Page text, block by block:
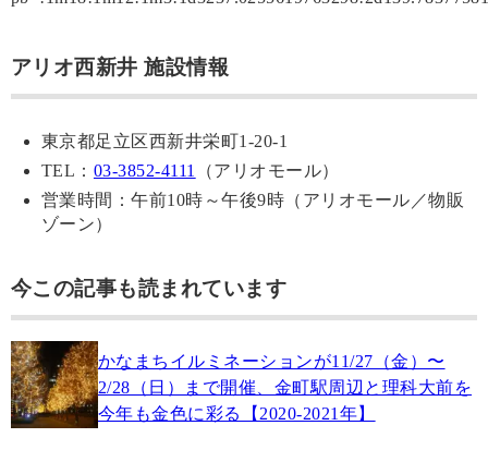
アリオ西新井 施設情報
東京都足立区西新井栄町1-20-1
TEL： 03-3852-4111
（アリオモール）
営業時間：午前10時～午後9時（アリオモール／物販
ゾーン）
今この記事も読まれています
かなまちイルミネーションが11/27（金）〜
2/28（日）まで開催、金町駅周辺と理科大前を
今年も金色に彩る【2020-2021年】